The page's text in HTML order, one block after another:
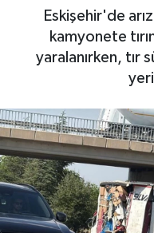
Eskişehir'de
kamyonete
yaralanırken, tır
Ekonomi
Yaşam
Resmi ilanlar
Son Dakika